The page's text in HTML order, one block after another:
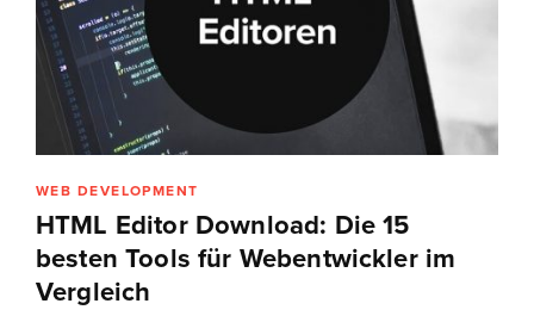
WEB DEVELOPMENT
HTML Editor Download: Die 15
besten Tools für Webentwickler im
Vergleich